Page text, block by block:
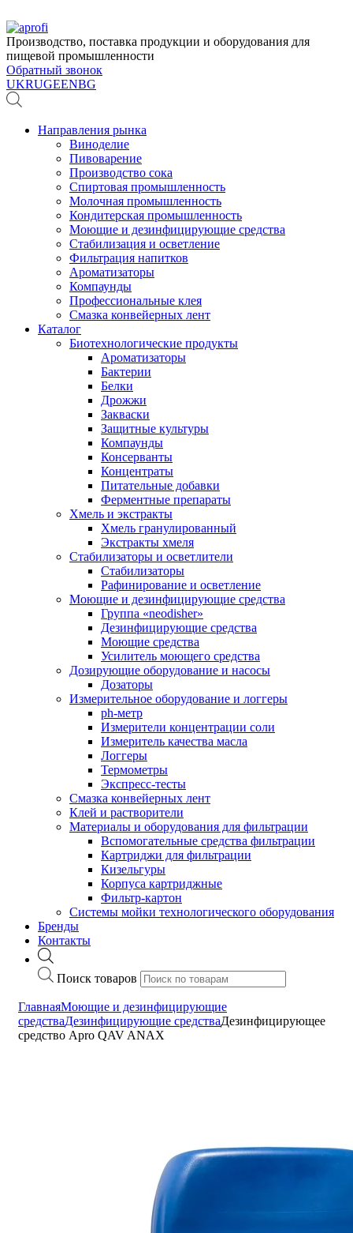
Производство, поставка продукции и оборудования для
пищевой промышленности
Обратный звонок
UKRUGEENBG
Направления рынка
Виноделие
Пивоварение
Производство сока
Спиртовая промышленность
Молочная промышленность
Кондитерская промышленность
Моющие и дезинфицирующие средства
Стабилизация и осветление
Фильтрация напитков
Ароматизаторы
Компаунды
Профессиональные клея
Смазка конвейерных лент
Каталог
Биотехнологические продукты
Ароматизаторы
Бактерии
Белки
Дрожжи
Закваски
Защитные культуры
Компаунды
Консерванты
Концентраты
Питательные добавки
Ферментные препараты
Хмель и экстракты
Хмель гранулированный
Экстракты хмеля
Cтабилизаторы и осветлители
Стабилизаторы
Рафинирование и осветление
Моющие и дезинфицирующие средства
Группа «neodisher»
Дезинфицирующие средства
Моющие средства
Усилитель моющего средства
Дозирующие оборудование и насосы
Дозаторы
Измерительное оборудование и логгеры
ph-метр
Измерители концентрации соли
Измеритель качества масла
Логгеры
Термометры
Экспресс-тесты
Cмазка конвейерных лент
Клей и растворители
Материалы и оборудования для фильтрации
Вспомогательные средства фильтрации
Картриджи для фильтрации
Кизельгуры
Корпуса картриджные
Фильтр-картон
Системы мойки технологического оборудования
Бренды
Контакты
Поиск товаров
ГлавнаяМоющие и дезинфицирующие
средстваДезинфицирующие средстваДезинфицирующее
средство Apro QAV ANAX